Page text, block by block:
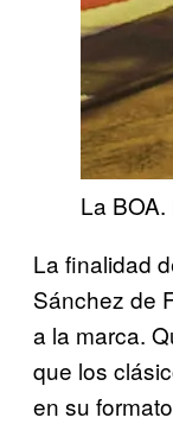
La
La finalidad
Sánchez de
a la marca.
que los
en su